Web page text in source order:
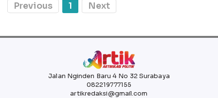
Previous 1 Next
Jalan Nginden Baru 4 No 32 Surabaya
082219777155
artikredaksi@gmail.com